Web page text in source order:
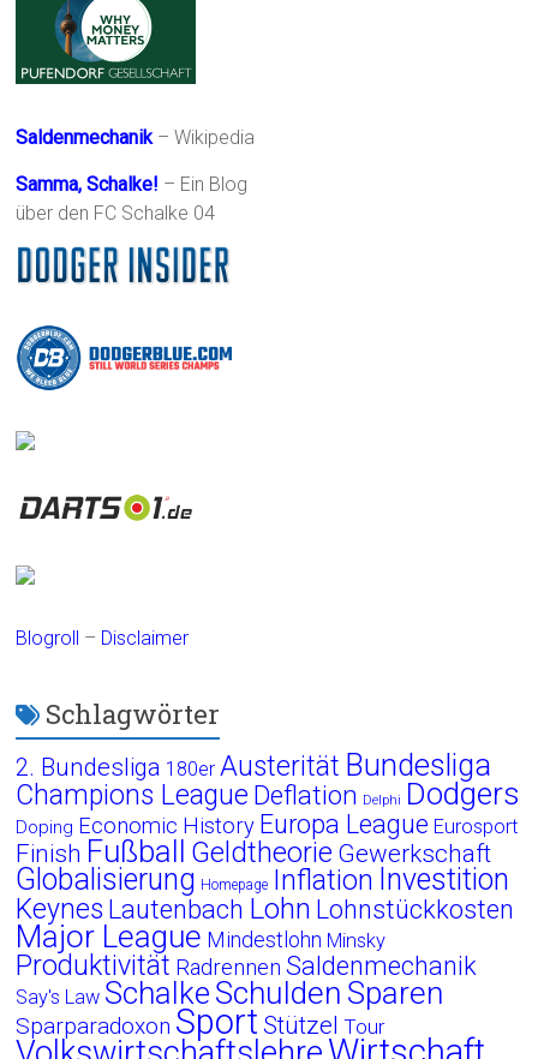
Saldenmechanik– Wikipedia
Samma, Schalke! – Ein Blog
über den FC Schalke 04
Blogroll – Disclaimer
Schlagwörter
2. Bundesliga 180er Austerität Bundesliga
Champions League Deflation Delphi Dodgers
Doping Economic History Europa League Eurosport
Finish Fußball Geldtheorie Gewerkschaft
Globalisierung Homepage Inflation Investition
Keynes Lautenbach Lohn Lohnstückkosten
Major League Mindestlohn Minsky
Produktivität Radrennen Saldenmechanik
Say's Law Schalke Schulden Sparen
Sparparadoxon Sport Stützel Tour